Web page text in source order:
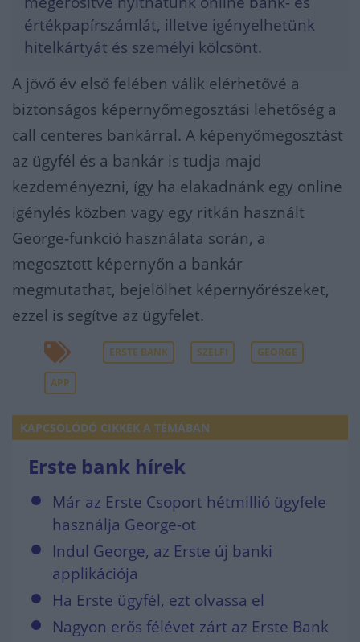
értékpapírszámlát, illetve igényelhetünk
hitelkártyát és személyi kölcsönt.
A jövő év első felében válik elérhetővé a
biztonságos képernyőmegosztási lehetőség a
call centeres bankárral. A képenyőmegosztást
az ügyfél és a bankár is tudja majd
kezdeményezni, így ha elakadnánk egy online
igénylés közben vagy egy ritkán használt
George-funkció használata során, a
megosztott képernyőn a bankár
megmutathat, bejelölhet képernyőrészeket,
ezzel is segítve az ügyfelet.
ERSTE BANK SZELFI GEORGE
APP
KAPCSOLÓDÓ CIKKEK A TÉMÁBAN
Erste bank hírek
Már az Erste Csoport hétmillió ügyfele
használja George-ot
Indul George, az Erste új banki
applikációja
Ha Erste ügyfél, ezt olvassa el
Nagyon erős félévet zárt az Erste Bank